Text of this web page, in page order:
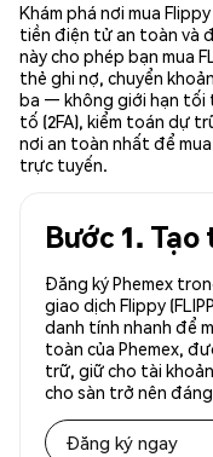
Khám phá nơi mua
tiền điện tử an toàn và
này cho phép bạn mua
thẻ ghi nợ, chuyển
ba — không giới hạn tối
tố (2FA), kiểm toán dự
nơi an toàn nhất để
trực tuyến.
Bước 1.
Đăng ký Phemex
giao dịch Flippy
danh tính nhanh để
toàn của Phemex,
trữ, giữ cho tài
cho sàn trở nên
Đăng ký ngay